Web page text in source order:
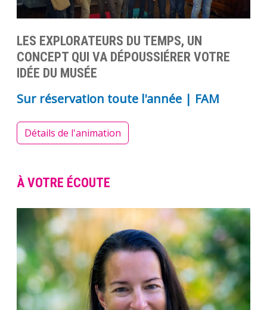
LES EXPLORATEURS DU TEMPS, UN
CONCEPT QUI VA DÉPOUSSIÉRER VOTRE
IDÉE DU MUSÉE
Sur réservation toute l'année | FAM
Détails de l'animation
À VOTRE ÉCOUTE